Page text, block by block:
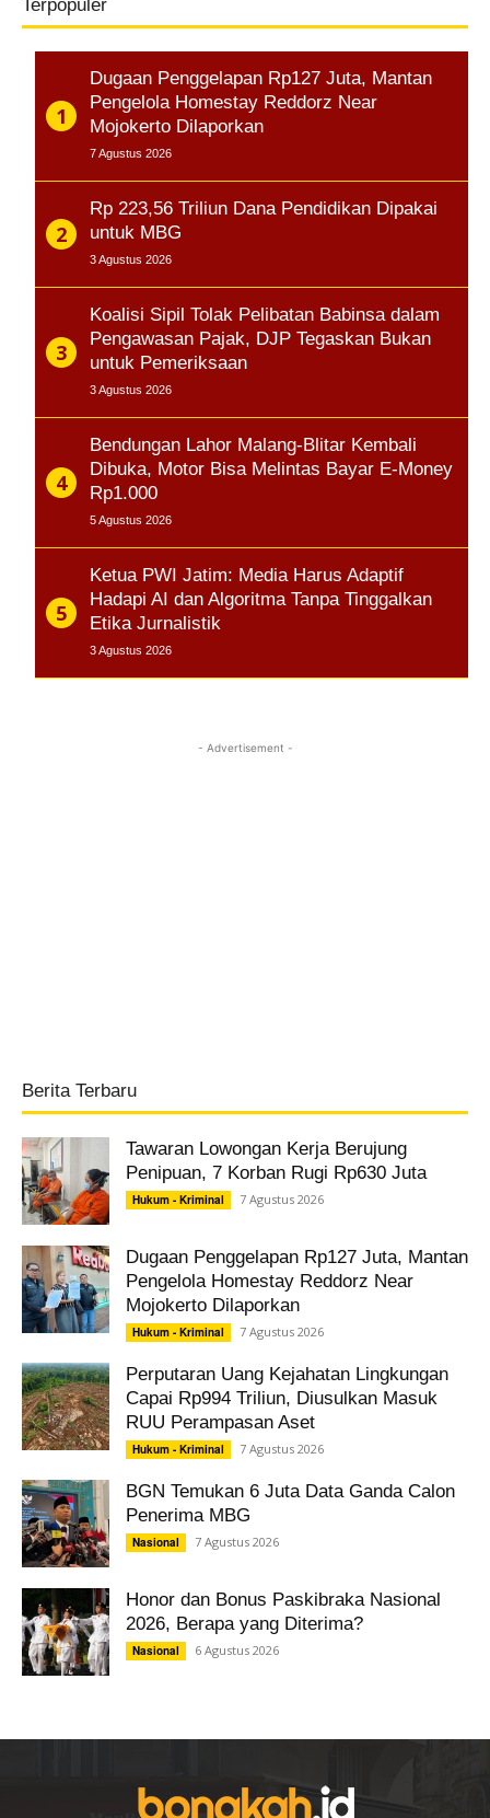
Terpopuler
Dugaan Penggelapan Rp127 Juta, Mantan
Pengelola Homestay Reddorz Near
Mojokerto Dilaporkan
7 Agustus 2026
Rp 223,56 Triliun Dana Pendidikan Dipakai
untuk MBG
3 Agustus 2026
Koalisi Sipil Tolak Pelibatan Babinsa dalam
Pengawasan Pajak, DJP Tegaskan Bukan
untuk Pemeriksaan
3 Agustus 2026
Bendungan Lahor Malang-Blitar Kembali
Dibuka, Motor Bisa Melintas Bayar E-Money
Rp1.000
5 Agustus 2026
Ketua PWI Jatim: Media Harus Adaptif
Hadapi AI dan Algoritma Tanpa Tinggalkan
Etika Jurnalistik
3 Agustus 2026
- Advertisement -
Berita Terbaru
Tawaran Lowongan Kerja Berujung
Penipuan, 7 Korban Rugi Rp630 Juta
Hukum - Kriminal 7 Agustus 2026
Dugaan Penggelapan Rp127 Juta, Mantan
Pengelola Homestay Reddorz Near
Mojokerto Dilaporkan
Hukum - Kriminal 7 Agustus 2026
Perputaran Uang Kejahatan Lingkungan
Capai Rp994 Triliun, Diusulkan Masuk
RUU Perampasan Aset
Hukum - Kriminal 7 Agustus 2026
BGN Temukan 6 Juta Data Ganda Calon
Penerima MBG
Nasional 7 Agustus 2026
Honor dan Bonus Paskibraka Nasional
2026, Berapa yang Diterima?
Nasional 6 Agustus 2026